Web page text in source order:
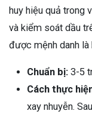
huy hiệu quả trong
và kiểm soát dầu
được mệnh danh
Chuẩn bị: 3-5
Cách thực
xay nhuyễn.